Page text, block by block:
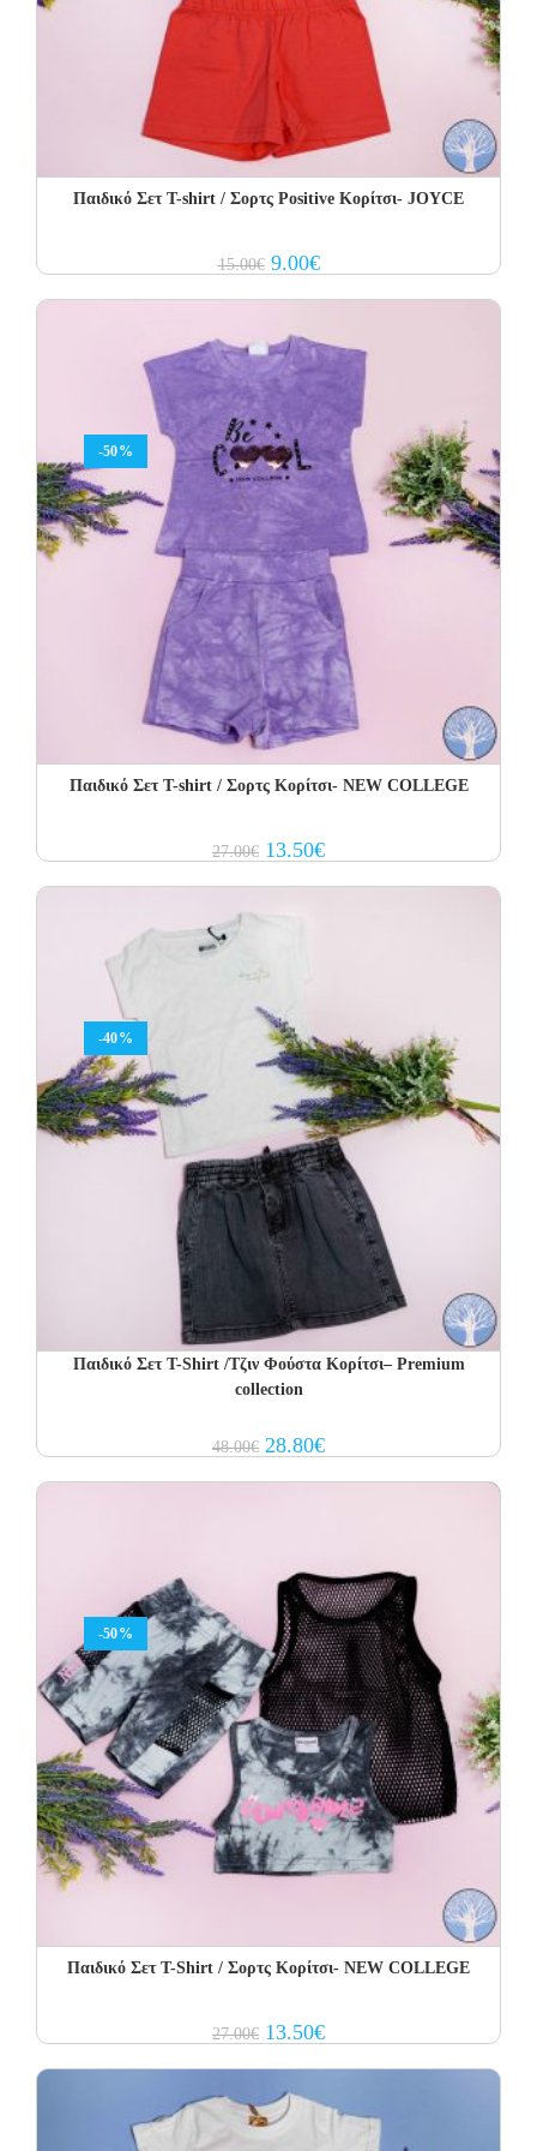
Παιδικό Σετ Τ-shirt / Σορτς Positive Κορίτσι- JOYCE
15.00€ Original
price
9.00€Current
price
-50%
Παιδικό Σετ T-shirt / Σορτς Κορίτσι- NEW COLLEGE
27.00€ Original
price
13.50€Current
price
-40%
Παιδικό Σετ T-Shirt /Τζιν Φούστα Κορίτσι– Premium
collection
48.00€ Original
price
28.80€Current
price
-50%
Παιδικό Σετ Τ-Shirt / Σορτς Κορίτσι- NEW COLLEGE
27.00€ Original
price
13.50€Current
price